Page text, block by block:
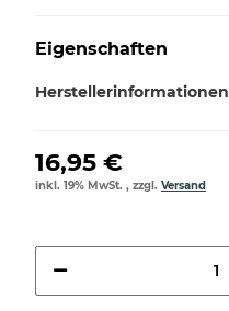
Eigenschaften
Herstellerinformationen
16,95 €
inkl. 19% MwSt. , zzgl. Versand